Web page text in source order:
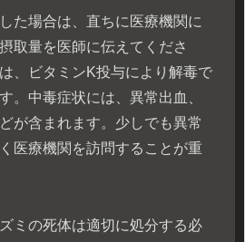
た場合は、直ちに医療機関に
取量を医師に伝えてくださ
、ビタミンK投与により解毒で
。中毒症状には、異常出血、
が含まれます。少しでも異常
医療機関を訪問することが重
ミの死体は適切に処分する必